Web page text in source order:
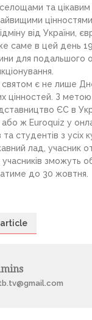
та цікавим
від України,
саме в цей день
для подальшого
святом є не лише
цінностей. З
ЄС в
ж Euroquiz у
та студентів з
лад, учасник
учасників зможуть
до 30 жовтня.
article